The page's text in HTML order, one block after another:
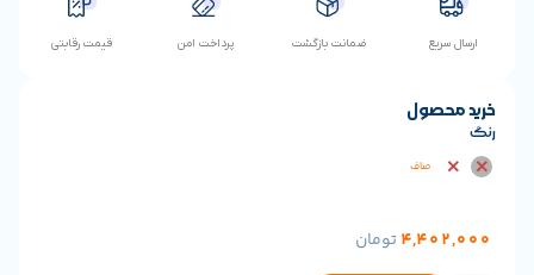
ضمانت بازگشت پرداخت امن قیمت رقابتی
تومان